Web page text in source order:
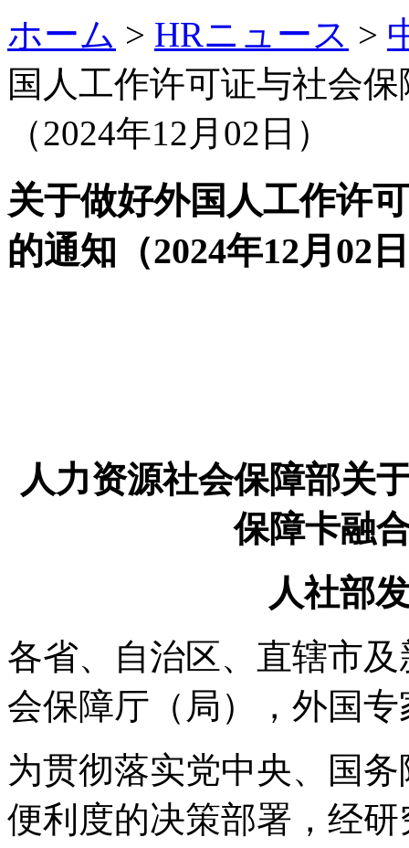
ホーム > HRニュース >
国人工作许可证与社会
（2024年12月02日）
关于做好外国人工作许
的通知（2024年12月02
人力资源社会保障部关
保障卡融
人社部
各省、自治区、直辖市
会保障厅（局），外国
为贯彻落实党中央、国
便利度的决策部署，经